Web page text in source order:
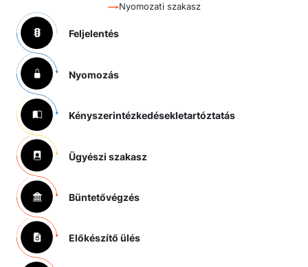
Nyomozati szakasz
Feljelentés
Nyomozás
Kényszerintézkedésekletartóztatás
Ügyészi szakasz
Büntetővégzés
Előkészítő ülés